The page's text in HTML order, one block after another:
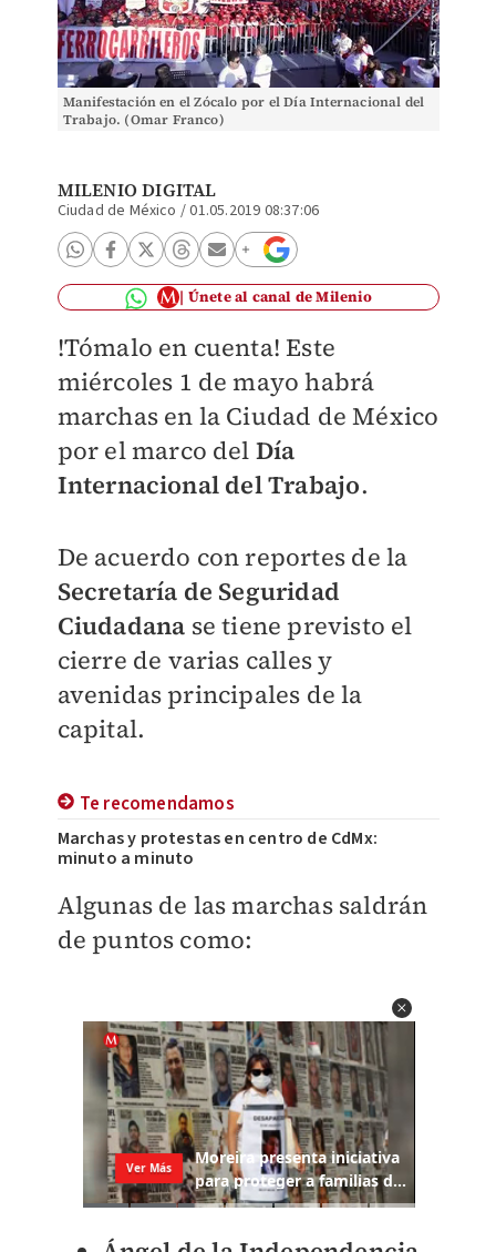
Manifestación en el Zócalo por el Día Internacional del
Trabajo. (Omar Franco)
MILENIO DIGITAL
Ciudad de México /01.05.2019 08:37:06
Únete al canal de Milenio
!Tómalo en cuenta! Este
miércoles 1 de mayo habrá
marchas en la Ciudad de México
por el marco del Día
Internacional del Trabajo.
De acuerdo con reportes de la
Secretaría de Seguridad
Ciudadana se tiene previsto el
cierre de varias calles y
avenidas principales de la
capital.
Te recomendamos
Marchas y protestas en centro de CdMx:
minuto a minuto
Algunas de las marchas saldrán
de puntos como: